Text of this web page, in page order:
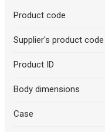
Product code
Supplier's product code
Product ID
Body dimensions
Case